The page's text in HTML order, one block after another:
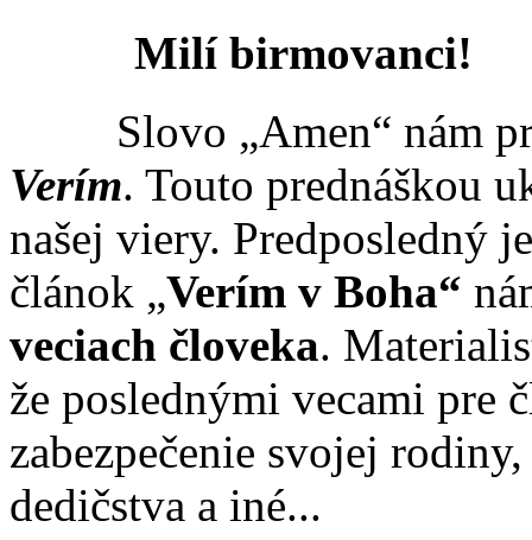
Milí birmovanci!
Slovo „Amen“ nám
Verím. Touto prednáškou
našej viery. Predposledný
článok „Verím v Boha“
veciach človeka.
že poslednými vecami pre
zabezpečenie svojej
dedičstva a iné...